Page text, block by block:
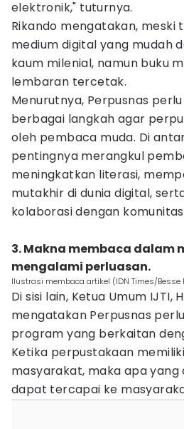
elektronik," tuturnya.
Rikando mengatakan, meski
medium digital yang mudah
kaum milenial, namun buku
lembaran tercetak.
Menurutnya, Perpusnas
berbagai langkah agar
oleh pembaca muda. Di
pentingnya merangkul
meningkatkan literasi,
mutakhir di dunia digital,
kolaborasi dengan
3. Makna membaca dalam
mengalami perluasan.
Ilustrasi membaca artikel (IDN Times/Besse
Di sisi lain, Ketua Umum IJTI,
mengatakan Perpusnas
program yang berkaitan
Ketika perpustakaan
masyarakat, maka apa
dapat tercapai ke